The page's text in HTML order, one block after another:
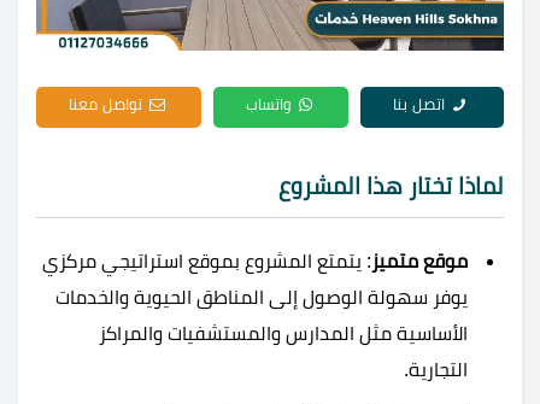
اتصل بنا واتساب تواصل معنا
لماذا تختار هذا المشروع
موقع متميز : يتمتع المشروع بموقع استراتيجي مركزي
يوفر سهولة الوصول إلى المناطق الحيوية والخدمات
الأساسية مثل المدارس والمستشفيات والمراكز
التجارية.